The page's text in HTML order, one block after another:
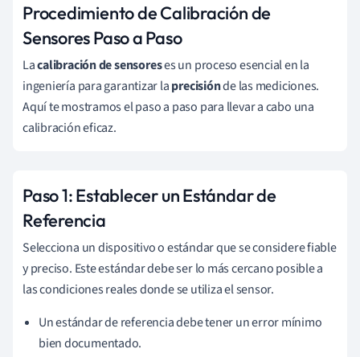
Procedimiento de Calibración de
Sensores Paso a Paso
Lacalibración de sensoreses un proceso esencial en la
ingeniería para garantizar laprecisiónde las mediciones.
Aquí te mostramos el paso a paso para llevar a cabo una
calibración eficaz.
Paso 1: Establecer un Estándar de
Referencia
Selecciona un dispositivo o estándar que se considere fiable
y preciso. Este estándar debe ser lo más cercano posible a
las condiciones reales donde se utiliza el sensor.
Un estándar de referencia debe tener un error mínimo
bien documentado.